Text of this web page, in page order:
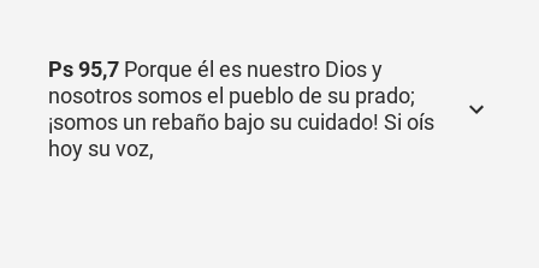
Ps 95,7 Porque él es nuestro Dios y
nosotros somos el pueblo de su prado;
¡somos un rebaño bajo su cuidado! Si oís
hoy su voz,